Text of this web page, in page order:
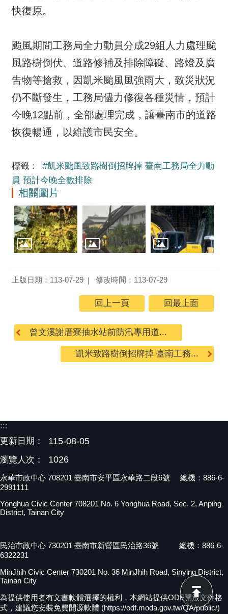
快復原。
颱風期間工務局全力動員分成29組人力處理颱
風路樹倒伏、道路修補及排除障礙、路燈及廣
告物等搶救，因凱米颱風風強雨大，致災狀況
仍不斷發生，工務局儘力修復各種災情，預計
今晚12點前，全部處理完成，讓臺南市的道路
恢復暢通，以維護市民安全。
標籤：
#凱米颱風致路樹倒招牌掉 臺南工務局全力動
員 預計今晚全數排除
相關圖片
上版日期：113-07-29 修改時間：113-07-29
回上一頁 回最上面
曾文溪謝厝寮抽水站前防汛專用道...
凱米致路樹倒招牌掉 臺南工務...
:::
更新日期：
115-08-05
瀏覽人次： 1026
永華市政中心 708201 臺南市安平區永華路二段6號 總機：886-6-
2991111
Yonghua Civic Center 708201 No. 6 Yonghua Road, Sec. 2, Anping
District, Tainan City
民治市政中心 730201 臺南市新營區民治路36號 總機：886-6-
6322231
MinJhih Civic Center 730201 No. 36 MinJhih Road, Sinying District,
Tainan City
為提供使用者有文書軟體選擇的權利，本網站提供ODF開放文件格
式，建議您安裝免費開源軟體 (https://odf.moda.gov.tw/QA/public/)